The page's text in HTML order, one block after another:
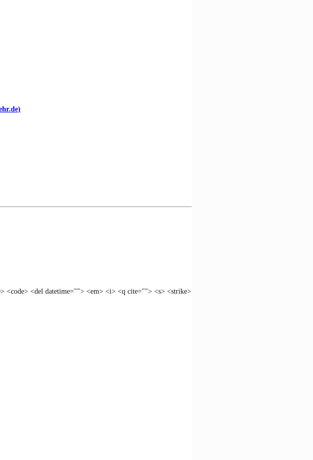
<del datetime=""> <em> <i> <q cite=""> <s> <strike>